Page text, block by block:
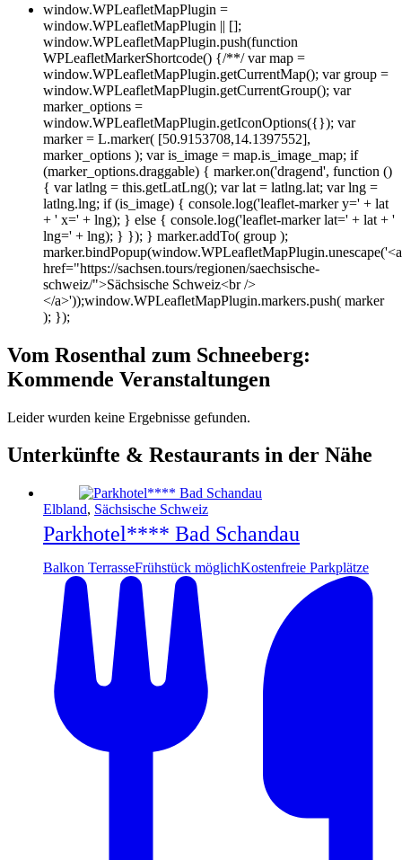
window.WPLeafletMapPlugin =
window.WPLeafletMapPlugin || [];
window.WPLeafletMapPlugin.push(function
WPLeafletMarkerShortcode() {/**/ var map =
window.WPLeafletMapPlugin.getCurrentMap(); var group =
window.WPLeafletMapPlugin.getCurrentGroup(); var
marker_options =
window.WPLeafletMapPlugin.getIconOptions({}); var
marker = L.marker( [50.9153708,14.1397552],
marker_options ); var is_image = map.is_image_map; if
(marker_options.draggable) { marker.on('dragend', function ()
{ var latlng = this.getLatLng(); var lat = latlng.lat; var lng =
latlng.lng; if (is_image) { console.log('leaflet-marker y=' + lat
+ ' x=' + lng); } else { console.log('leaflet-marker lat=' + lat + '
lng=' + lng); } }); } marker.addTo( group );
marker.bindPopup(window.WPLeafletMapPlugin.unescape('<a
href="https://sachsen.tours/regionen/saechsische-
schweiz/">Sächsische Schweiz<br />
</a>'));window.WPLeafletMapPlugin.markers.push( marker
); });
Vom Rosenthal zum Schneeberg:
Kommende Veranstaltungen
Leider wurden keine Ergebnisse gefunden.
Unterkünfte & Restaurants in der Nähe
Elbland, Sächsische Schweiz
Parkhotel**** Bad Schandau
Balkon TerrasseFrühstück möglichKostenfreie Parkplätze